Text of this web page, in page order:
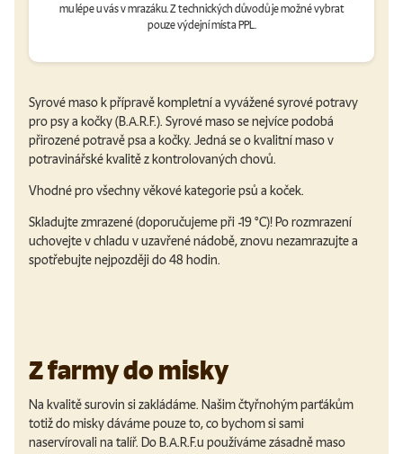
mu lépe u vás v mrazáku. Z technických důvodů je možné vybrat
pouze výdejní místa PPL.
Syrové maso k přípravě kompletní a vyvážené syrové potravy
pro psy a kočky (B.A.R.F.). Syrové maso se nejvíce podobá
přirozené potravě psa a kočky. Jedná se o kvalitní maso v
potravinářské kvalitě z kontrolovaných chovů.
Vhodné pro všechny věkové kategorie psů a koček.
Skladujte zmrazené (doporučujeme při -19 °C)! Po rozmrazení
uchovejte v chladu v uzavřené nádobě, znovu nezamrazujte a
spotřebujte nejpozději do 48 hodin.
Z farmy do misky
Na kvalitě surovin si zakládáme. Našim čtyřnohým parťákům
totiž do misky dáváme pouze to, co bychom si sami
naservírovali na talíř. Do B.A.R.F.u používáme zásadně maso